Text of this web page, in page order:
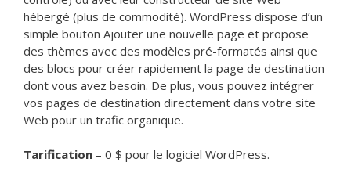
hébergé (plus de commodité). WordPress dispose d’un
simple bouton Ajouter une nouvelle page et propose
des thèmes avec des modèles pré-formatés ainsi que
des blocs pour créer rapidement la page de destination
dont vous avez besoin. De plus, vous pouvez intégrer
vos pages de destination directement dans votre site
Web pour un trafic organique.
Tarification – 0 $ pour le logiciel WordPress.